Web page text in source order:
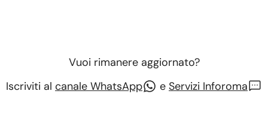
Vuoi rimanere aggiornato?
Iscriviti al canale WhatsApp e Servizi Inforoma